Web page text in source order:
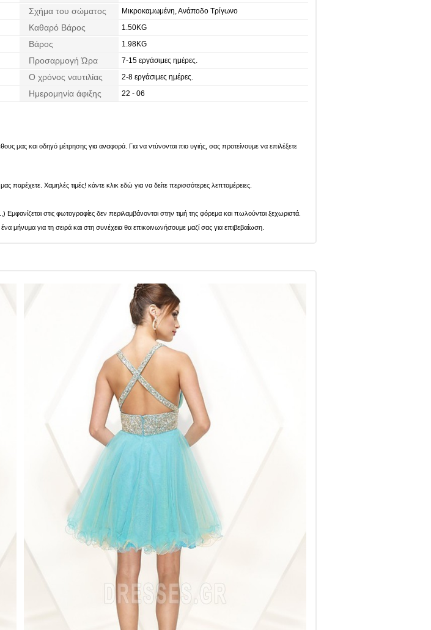
Σχήμα του σώματος Μικροκαμωμένη, Ανάποδο Τρίγωνο
Καθαρό Βάρος 1.50KG
Βάρος 1.98KG
Προσαρμογή Ώρα 7-15 εργάσιμες ημέρες.
Ο χρόνος ναυτιλίας 2-8 εργάσιμες ημέρες.
Ημερομηνία άφιξης 22 - 06
μας και οδηγό μέτρησης για αναφορά. Για να ντύνονται πιο υγιής, σας προτείνουμε να επιλέξετε
Χαμηλές τιμές! κάντε κλικ εδώ για να δείτε περισσότερες λεπτομέρειες.
στις φωτογραφίες δεν περιλαμβάνονται στην τιμή της φόρεμα και πωλούνται ξεχωριστά.
για τη σειρά και στη συνέχεια θα επικοινωνήσουμε μαζί σας για επιβεβαίωση.